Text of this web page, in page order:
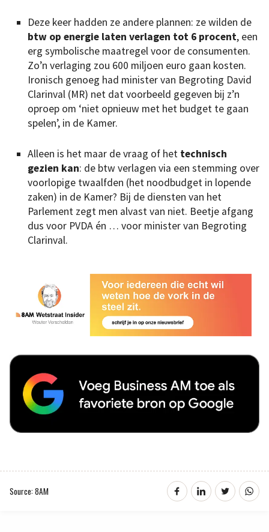
Deze keer hadden ze andere plannen: ze wilden de
btw op energie laten verlagen tot 6 procent, een
erg symbolische maatregel voor de consumenten.
Zo’n verlaging zou 600 miljoen euro gaan kosten.
Ironisch genoeg had minister van Begroting David
Clarinval (MR) net dat voorbeeld gegeven bij z’n
oproep om ‘niet opnieuw met het budget te gaan
spelen’, in de Kamer.
Alleen is het maar de vraag of het technisch
gezien kan: de btw verlagen via een stemming over
voorlopige twaalfden (het noodbudget in lopende
zaken) in de Kamer? Bij de diensten van het
Parlement zegt men alvast van niet. Beetje afgang
dus voor PVDA én … voor minister van Begroting
Clarinval.
Source: 8AM